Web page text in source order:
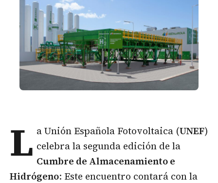
L a Unión Española Fotovoltaica (UNEF)
celebra la segunda edición de la
Cumbre de Almacenamiento e
Hidrógeno: Este encuentro contará con la